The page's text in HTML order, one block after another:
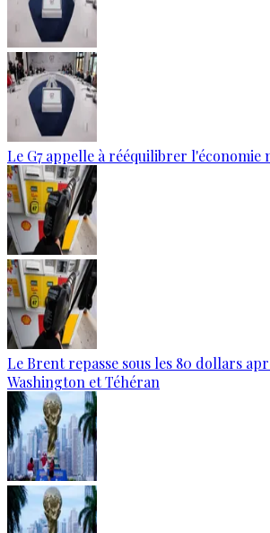
Le G7 appelle à rééquilibrer l'économie
Le Brent repasse sous les 80 dollars
Washington et Téhéran